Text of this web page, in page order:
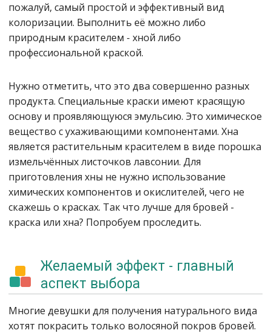
пожалуй, самый простой и эффективный вид
колоризации. Выполнить её можно либо
природным красителем - хной либо
профессиональной краской.
Нужно отметить, что это два совершенно разных
продукта. Специальные краски имеют красящую
основу и проявляющуюся эмульсию. Это химическое
вещество с ухаживающими компонентами. Хна
является растительным красителем в виде порошка
измельчённых листочков лавсонии. Для
приготовления хны не нужно использование
химических компонентов и окислителей, чего не
скажешь о красках. Так что лучше для бровей -
краска или хна? Попробуем проследить.
Желаемый эффект - главный
аспект выбора
Многие девушки для получения натурального вида
хотят покрасить только волосяной покров бровей.